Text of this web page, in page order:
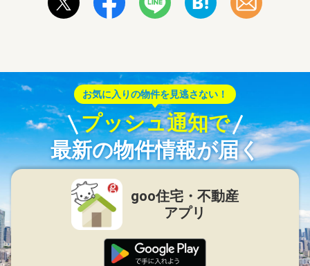
お気に入りの物件を見逃さない！
プッシュ通知で
最新の物件情報が届く
goo住宅・不動産
アプリ